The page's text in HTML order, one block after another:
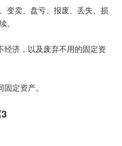
变卖、盘亏、报废、丢失、损
经济，以及废弃不用的固定资
定资产。